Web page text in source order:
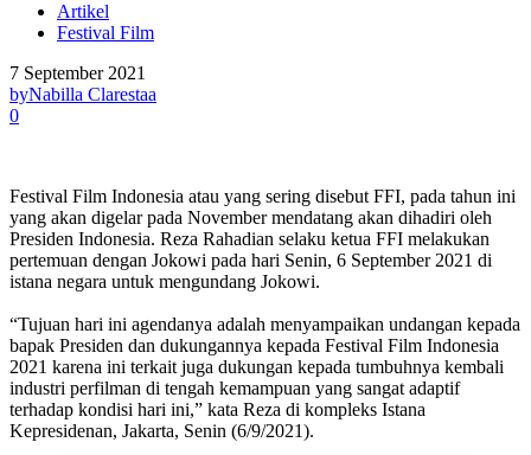
Artikel
Festival Film
7 September 2021
byNabilla Clarestaa
0
Festival Film Indonesia atau yang sering disebut FFI, pada tahun ini
yang akan digelar pada November mendatang akan dihadiri oleh
Presiden Indonesia. Reza Rahadian selaku ketua FFI melakukan
pertemuan dengan Jokowi pada hari Senin, 6 September 2021 di
istana negara untuk mengundang Jokowi.
“Tujuan hari ini agendanya adalah menyampaikan undangan kepada
bapak Presiden dan dukungannya kepada Festival Film Indonesia
2021 karena ini terkait juga dukungan kepada tumbuhnya kembali
industri perfilman di tengah kemampuan yang sangat adaptif
terhadap kondisi hari ini,” kata Reza di kompleks Istana
Kepresidenan, Jakarta, Senin (6/9/2021).